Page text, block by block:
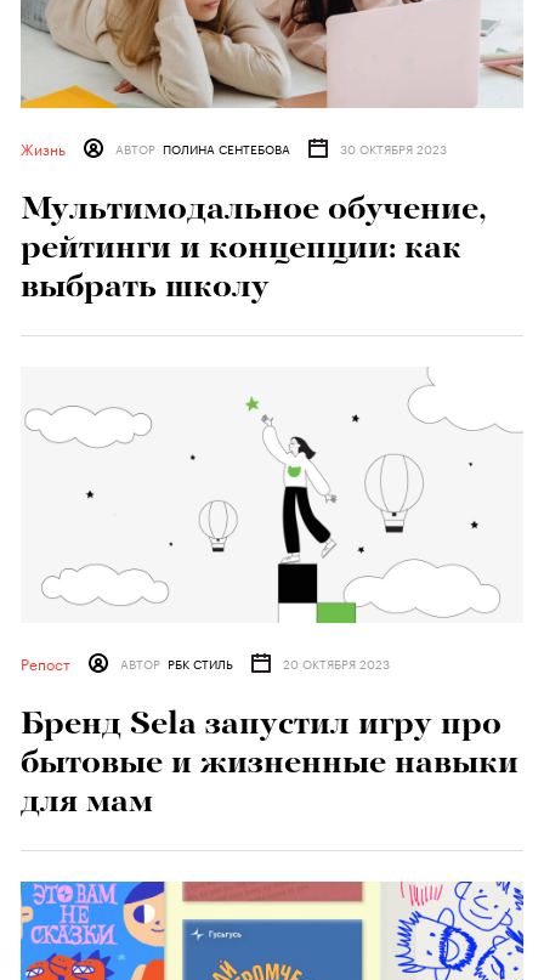
Жизнь АВТОР ПОЛИНА СЕНТЕБОВА 30 ОКТЯБРЯ 2023
Мультимодальное обучение,
рейтинги и концепции: как
выбрать школу
Репост АВТОР РБК СТИЛЬ 20 ОКТЯБРЯ 2023
Бренд Sela запустил игру про
бытовые и жизненные навыки
для мам